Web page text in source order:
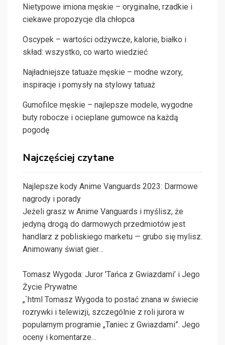
Nietypowe imiona męskie – oryginalne, rzadkie i
ciekawe propozycje dla chłopca
Oscypek – wartości odżywcze, kalorie, białko i
skład: wszystko, co warto wiedzieć
Najładniejsze tatuaże męskie – modne wzory,
inspiracje i pomysły na stylowy tatuaż
Gumofilce męskie – najlepsze modele, wygodne
buty robocze i ocieplane gumowce na każdą
pogodę
Najczęściej czytane
Najlepsze kody Anime Vanguards 2023: Darmowe
nagrody i porady
Jeżeli grasz w Anime Vanguards i myślisz, że
jedyną drogą do darmowych przedmiotów jest
handlarz z pobliskiego marketu — grubo się mylisz.
Animowany świat gier…
Tomasz Wygoda: Juror 'Tańca z Gwiazdami’ i Jego
Życie Prywatne
„`html Tomasz Wygoda to postać znana w świecie
rozrywki i telewizji, szczególnie z roli jurora w
popularnym programie „Taniec z Gwiazdami”. Jego
oceny i komentarze…